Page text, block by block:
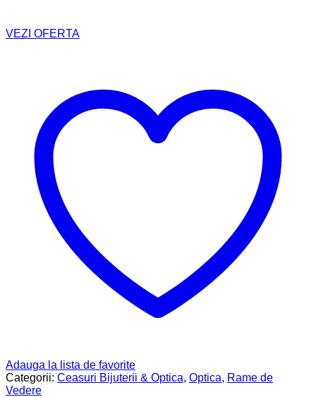
VEZI OFERTA
Adauga la lista de favorite
Categorii: Ceasuri Bijuterii & Optica, Optica, Rame de
Vedere